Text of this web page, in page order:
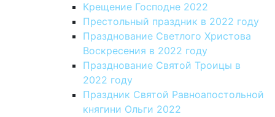
Крещение Господне 2022
Престольный праздник в 2022 году
Празднование Светлого Христова
Воскресения в 2022 году
Празднование Святой Троицы в
2022 году
Праздник Святой Равноапостольной
княгини Ольги 2022